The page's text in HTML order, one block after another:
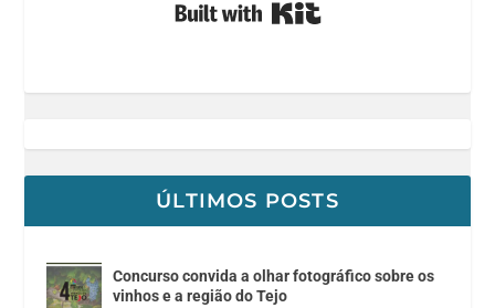
ÚLTIMOS POSTS
Concurso convida a olhar fotográfico sobre os
vinhos e a região do Tejo